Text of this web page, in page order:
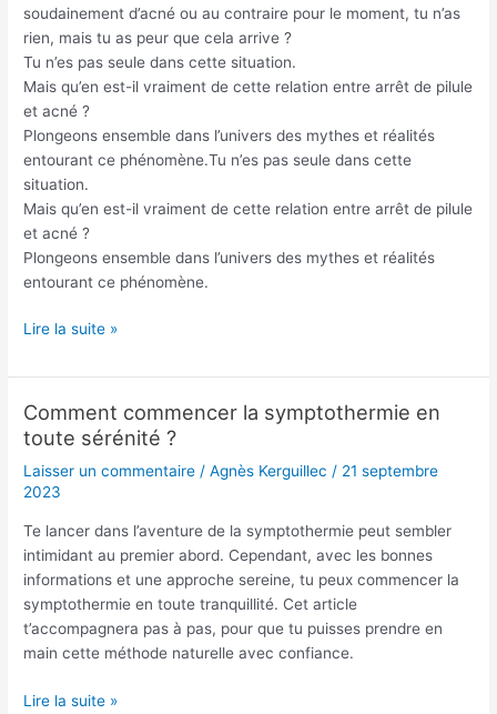
soudainement d’acné ou au contraire pour le moment, tu n’as
rien, mais tu as peur que cela arrive ?
Tu n’es pas seule dans cette situation.
Mais qu’en est-il vraiment de cette relation entre arrêt de pilule
et acné ?
Plongeons ensemble dans l’univers des mythes et réalités
entourant ce phénomène.Tu n’es pas seule dans cette
situation.
Mais qu’en est-il vraiment de cette relation entre arrêt de pilule
et acné ?
Plongeons ensemble dans l’univers des mythes et réalités
entourant ce phénomène.
et
acné
:
mythes
et
réalités
Lire la suite »
Comment commencer la symptothermie en
toute sérénité ?
Laisser un commentaire /Agnès Kerguillec/ 21 septembre
2023
Te lancer dans l’aventure de la symptothermie peut sembler
intimidant au premier abord. Cependant, avec les bonnes
informations et une approche sereine, tu peux commencer la
symptothermie en toute tranquillité. Cet article
t’accompagnera pas à pas, pour que tu puisses prendre en
main cette méthode naturelle avec confiance.
Comment
commencer
symptothermie
toute
sérénité
?
Lire la suite »